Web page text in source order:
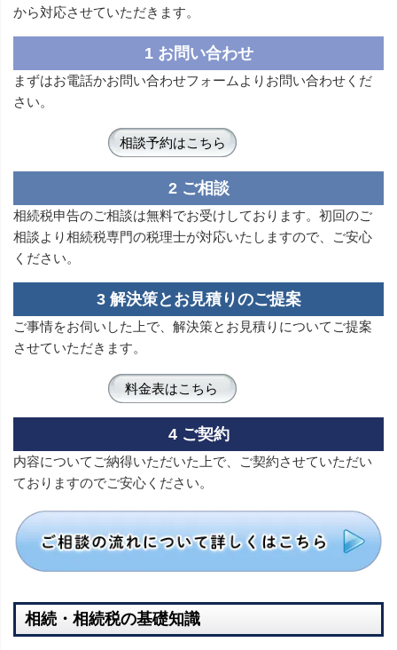
から対応させていただきます。
1 お問い合わせ
まずはお電話かお問い合わせフォームよりお問い合わせくだ
さい。
相談予約はこちら
2 ご相談
相続税申告のご相談は無料でお受けしております。初回のご
相談より相続税専門の税理士が対応いたしますので、ご安心
ください。
3 解決策とお見積りのご提案
ご事情をお伺いした上で、解決策とお見積りについてご提案
させていただきます。
料金表はこちら
4 ご契約
内容についてご納得いただいた上で、ご契約させていただい
ておりますのでご安心ください。
相続・相続税の基礎知識